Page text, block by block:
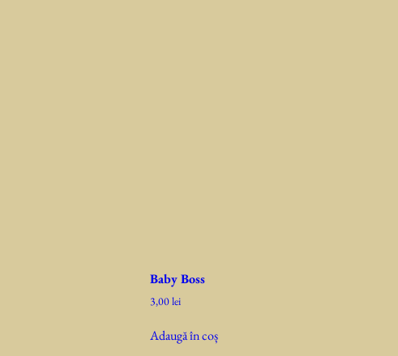
Baby Boss
3,00lei
Adaugă în coș